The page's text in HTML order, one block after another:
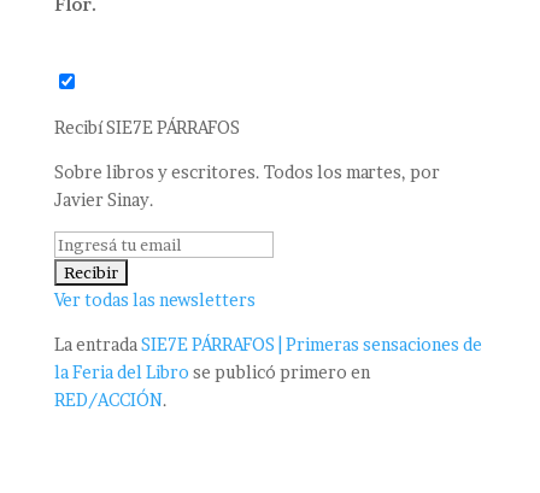
Flor.
Recibí SIE7E PÁRRAFOS
Sobre libros y escritores. Todos los martes, por
Javier Sinay.
Ver todas las newsletters
La entrada SIE7E PÁRRAFOS | Primeras sensaciones de
la Feria del Libro se publicó primero en
RED/ACCIÓN.